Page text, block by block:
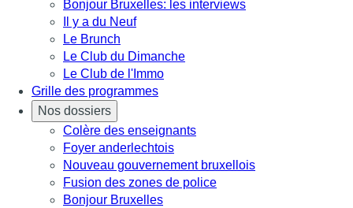
Bonjour Bruxelles: les interviews
Il y a du Neuf
Le Brunch
Le Club du Dimanche
Le Club de l'Immo
Grille des programmes
Nos dossiers
Colère des enseignants
Foyer anderlechtois
Nouveau gouvernement bruxellois
Fusion des zones de police
Bonjour Bruxelles